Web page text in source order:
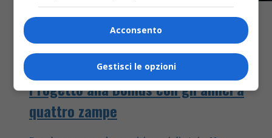
Progetto alla Domus con gli amici a
quattro zampe
Acconsento
Gestisci le opzioni